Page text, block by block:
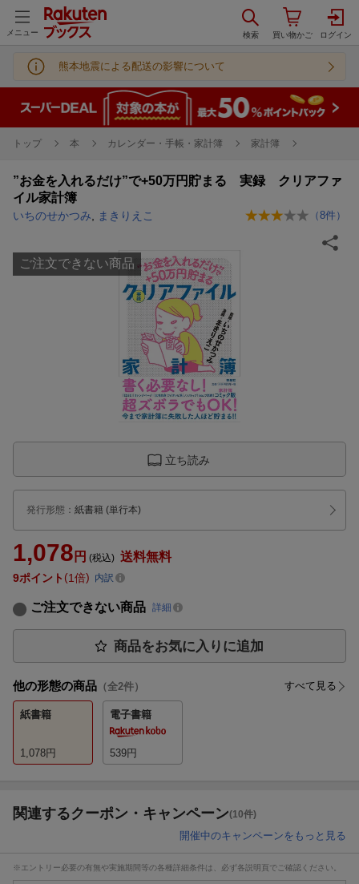
メニュー
熊本地震による配送の影響について
トップ 本 カレンダー・手帳・家計簿 家計簿
”お金を入れるだけ”で+50万円貯まる 実録 クリアファ
イル家計簿
いちのせかつみ まきりえこ （8件）
ご注文できない商品
立ち読み
発行形態 ： 紙書籍 (単行本)
1,078 円 (税込) 送料無料
9ポイント 1倍 内訳
ご注文できない商品 詳細
商品をお気に入りに追加
他の形態の商品 （全2件） すべて見る
紙書籍
1,078円
電子書籍
539円
関連するクーポン・キャンペーン(10件)
開催中のキャンペーンをもっと見る
※エントリー必要の有無や実施期間等の各種詳細条件は、必ず各説明頁でご確認ください。